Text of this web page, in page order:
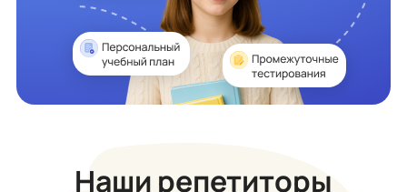
Наши репетиторы